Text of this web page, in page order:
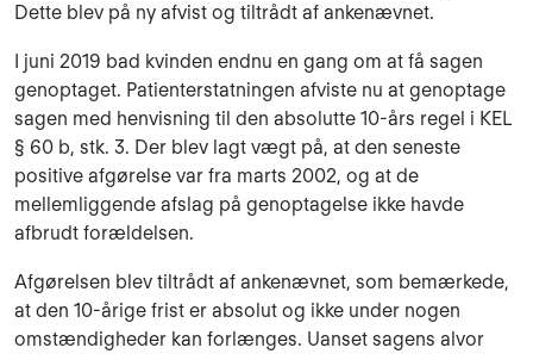
Dette blev på ny afvist og tiltrådt af ankenævnet.
I juni 2019 bad kvinden endnu en gang om at få sagen
genoptaget. Patienterstatningen afviste nu at genoptage
sagen med henvisning til den absolutte 10-års regel i KEL
§ 60 b, stk. 3. Der blev lagt vægt på, at den seneste
positive afgørelse var fra marts 2002, og at de
mellemliggende afslag på genoptagelse ikke havde
afbrudt forældelsen.
Afgørelsen blev tiltrådt af ankenævnet, som bemærkede,
at den 10-årige frist er absolut og ikke under nogen
omstændigheder kan forlænges. Uanset sagens alvor